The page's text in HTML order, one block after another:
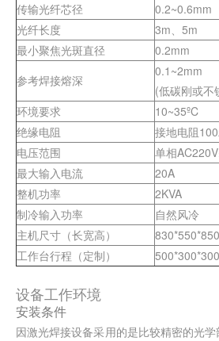
传输光纤芯径
0.2~0.6mm
光纤长度
3m、5m
最小聚焦光斑直径
0.2mm
参考焊接熔深
0.1~2mm
(低碳刚或不
环境要求
10~35ºC
绝缘电阻
接地电阻
电压范围
单相
最大输入电流
20A
整机功率
2KVA
制冷输入功率
自然风冷
主机尺寸（长宽高）
830*550*850
工作台行程（定制）
500*300*300
设备工作环境
安装条件
因激光焊接设备采用的是比较精密的光